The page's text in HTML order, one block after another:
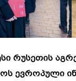
რუსეთის
ევროპული